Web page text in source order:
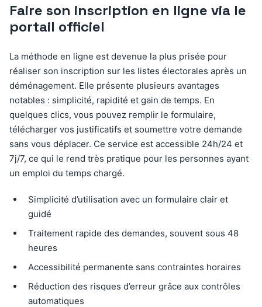
Faire son inscription en ligne via le
portail officiel
La méthode en ligne est devenue la plus prisée pour
réaliser son inscription sur les listes électorales après un
déménagement. Elle présente plusieurs avantages
notables : simplicité, rapidité et gain de temps. En
quelques clics, vous pouvez remplir le formulaire,
télécharger vos justificatifs et soumettre votre demande
sans vous déplacer. Ce service est accessible 24h/24 et
7j/7, ce qui le rend très pratique pour les personnes ayant
un emploi du temps chargé.
Simplicité d’utilisation avec un formulaire clair et
guidé
Traitement rapide des demandes, souvent sous 48
heures
Accessibilité permanente sans contraintes horaires
Réduction des risques d’erreur grâce aux contrôles
automatiques